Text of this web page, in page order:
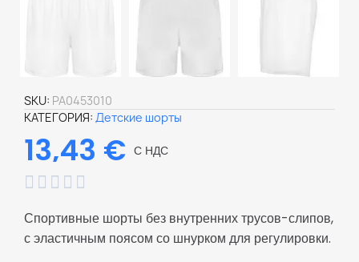
SKU PA0453010
КАТЕГОРИЯ Детские шорты
13,43 € С НДС
    
Спортивные шорты без внутренних трусов-слипов,
с эластичным поясом со шнурком для регулировки.